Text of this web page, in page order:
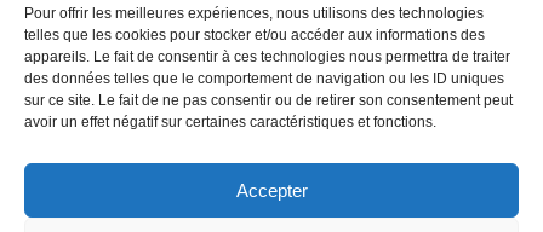
Pour offrir les meilleures expériences, nous utilisons des technologies
telles que les cookies pour stocker et/ou accéder aux informations des
appareils. Le fait de consentir à ces technologies nous permettra de traiter
des données telles que le comportement de navigation ou les ID uniques
sur ce site. Le fait de ne pas consentir ou de retirer son consentement peut
avoir un effet négatif sur certaines caractéristiques et fonctions.
Accepter